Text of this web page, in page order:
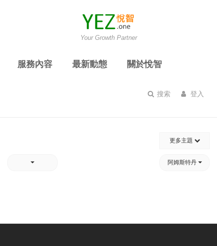
Your Growth Partner
服務內容 最新動態 關於悅智
搜索 登入
更多主題
阿姆斯特丹